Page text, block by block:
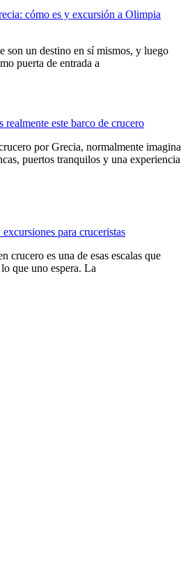
cómo es y excursión a Olimpia
son un destino en sí mismos, y luego
puerta de entrada a
realmente este barco de crucero
por Grecia, normalmente imagina
puertos tranquilos y una experiencia
para cruceristas
crucero es una de esas escalas que
que uno espera. La